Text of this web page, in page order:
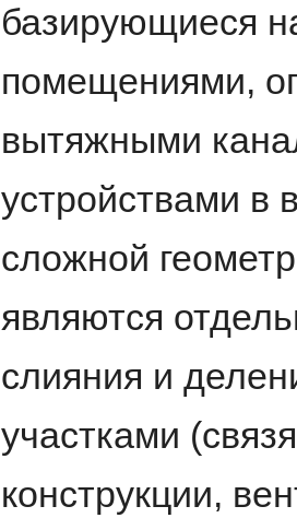
базирующиеся
помещениями,
вытяжными
устройствами в
сложной
являются
слияния и
участками
конструкции,